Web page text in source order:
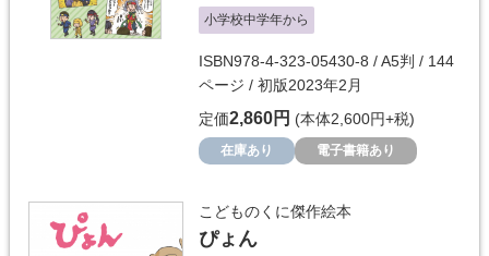
小学校中学年から
ISBN978-4-323-05430-8 / A5判 / 144
ページ / 初版2023年2月
定価2,860円 (本体2,600円+税)
在庫あり 電子書籍あり
こどものくに傑作絵本
ぴょん